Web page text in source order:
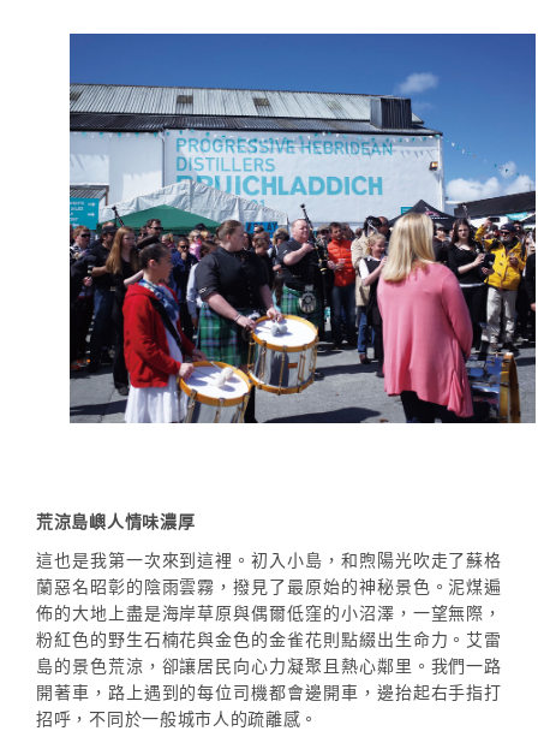
荒涼島嶼人情味濃厚
這也是我第一次來到這裡。初入小島，和煦陽光吹走了蘇格
蘭惡名昭彰的陰雨雲霧，撥見了最原始的神秘景色。泥煤遍
佈的大地上盡是海岸草原與偶爾低窪的小沼澤，一望無際，
粉紅色的野生石楠花與金色的金雀花則點綴出生命力。艾雷
島的景色荒涼，卻讓居民向心力凝聚且熱心鄰里。我們一路
開著車，路上遇到的每位司機都會邊開車，邊抬起右手指打
招呼，不同於一般城市人的疏離感。